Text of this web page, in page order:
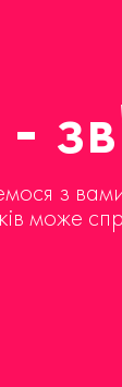
з
може